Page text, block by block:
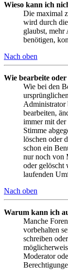
Wieso kann ich
Die maximal
wird durch
glaubst, mehr
benötigen,
Nach oben
Wie bearbeite
Wie bei den
Administrator
bearbeiten,
immer mit
Stimme
löschen oder
schon ein
nur noch von
oder gelöscht
laufenden
Nach oben
Warum kann ich
Manche
vorbehalten
schreiben
Moderator